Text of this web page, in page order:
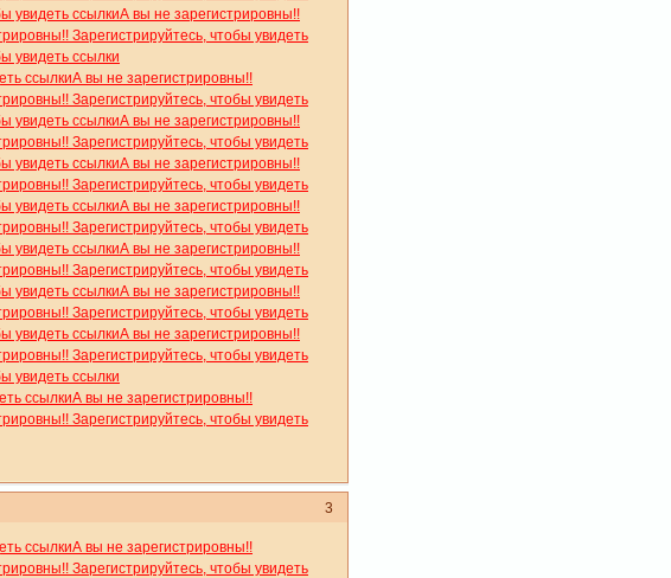
увидеть ссылкиА вы не зарегистрировны!!
Зарегистрируйтесь, чтобы увидеть
увидеть ссылки
ссылкиА вы не зарегистрировны!!
Зарегистрируйтесь, чтобы увидеть
увидеть ссылкиА вы не зарегистрировны!!
Зарегистрируйтесь, чтобы увидеть
увидеть ссылкиА вы не зарегистрировны!!
Зарегистрируйтесь, чтобы увидеть
увидеть ссылкиА вы не зарегистрировны!!
Зарегистрируйтесь, чтобы увидеть
увидеть ссылкиА вы не зарегистрировны!!
Зарегистрируйтесь, чтобы увидеть
увидеть ссылкиА вы не зарегистрировны!!
Зарегистрируйтесь, чтобы увидеть
увидеть ссылкиА вы не зарегистрировны!!
Зарегистрируйтесь, чтобы увидеть
увидеть ссылки
ссылкиА вы не зарегистрировны!!
Зарегистрируйтесь, чтобы увидеть
3
ссылкиА вы не зарегистрировны!!
Зарегистрируйтесь, чтобы увидеть